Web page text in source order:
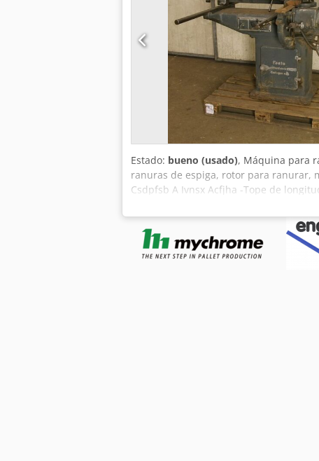
Estado: bueno (usado), Máquina para
ranuras de espiga, rotor para ranurar,
Csdpfsb A Ivnsx Acfjha -Tope de